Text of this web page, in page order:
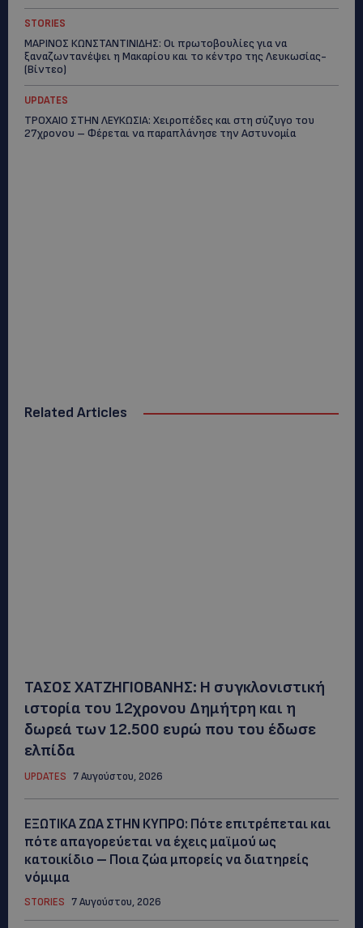
STORIES
ΜΑΡΙΝΟΣ ΚΩΝΣΤΑΝΤΙΝΙΔΗΣ: Οι πρωτοβουλίες για να
ξαναζωντανέψει η Μακαρίου και το κέντρο της Λευκωσίας-
(Βίντεο)
UPDATES
ΤΡΟΧΑΙΟ ΣΤΗΝ ΛΕΥΚΩΣΙΑ: Χειροπέδες και στη σύζυγο του
27χρονου – Φέρεται να παραπλάνησε την Αστυνομία
Related Articles
ΤΑΣΟΣ ΧΑΤΖΗΓΙΟΒΑΝΗΣ: Η συγκλονιστική
ιστορία του 12χρονου Δημήτρη και η
δωρεά των 12.500 ευρώ που του έδωσε
ελπίδα
UPDATES 7 Αυγούστου, 2026
ΕΞΩΤΙΚΑ ΖΩΑ ΣΤΗΝ ΚΥΠΡΟ: Πότε επιτρέπεται και
πότε απαγορεύεται να έχεις μαϊμού ως
κατοικίδιο – Ποια ζώα μπορείς να διατηρείς
νόμιμα
STORIES 7 Αυγούστου, 2026